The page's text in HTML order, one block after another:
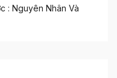
: Nguyên Nhân Và